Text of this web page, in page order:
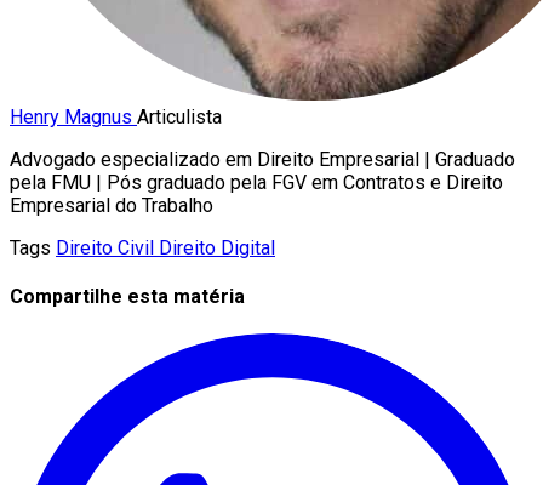
Henry Magnus Articulista
Advogado especializado em Direito Empresarial | Graduado
pela FMU | Pós graduado pela FGV em Contratos e Direito
Empresarial do Trabalho
Tags Direito Civil Direito Digital
Compartilhe esta matéria